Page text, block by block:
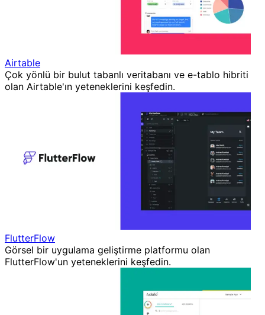
Airtable
Çok yönlü bir bulut tabanlı veritabanı ve e-tablo hibriti
olan Airtable'ın yeteneklerini keşfedin.
FlutterFlow
Görsel bir uygulama geliştirme platformu olan
FlutterFlow'un yeteneklerini keşfedin.